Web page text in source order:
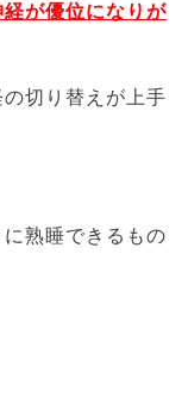
経が優位になりが
切り替えが上手
熟睡できるもの